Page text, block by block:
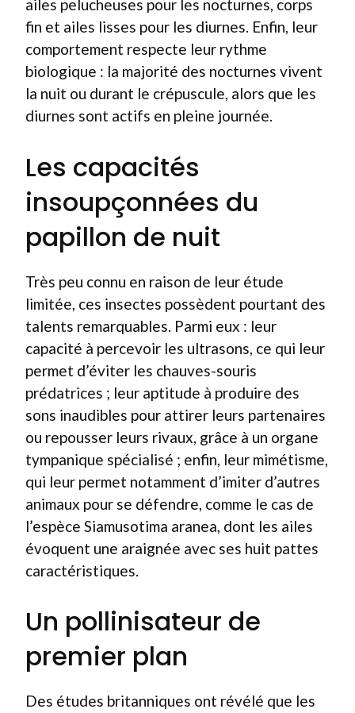
ailes pelucheuses pour les nocturnes, corps
fin et ailes lisses pour les diurnes. Enfin, leur
comportement respecte leur rythme
biologique : la majorité des nocturnes vivent
la nuit ou durant le crépuscule, alors que les
diurnes sont actifs en pleine journée.
Les capacités
insoupçonnées du
papillon de nuit
Très peu connu en raison de leur étude
limitée, ces insectes possèdent pourtant des
talents remarquables. Parmi eux : leur
capacité à percevoir les ultrasons, ce qui leur
permet d’éviter les chauves-souris
prédatrices ; leur aptitude à produire des
sons inaudibles pour attirer leurs partenaires
ou repousser leurs rivaux, grâce à un organe
tympanique spécialisé ; enfin, leur mimétisme,
qui leur permet notamment d’imiter d’autres
animaux pour se défendre, comme le cas de
l’espèce Siamusotima aranea, dont les ailes
évoquent une araignée avec ses huit pattes
caractéristiques.
Un pollinisateur de
premier plan
Des études britanniques ont révélé que les